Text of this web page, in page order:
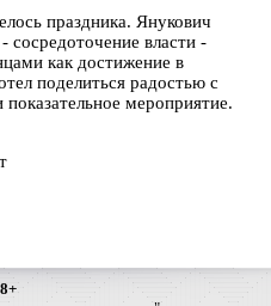
праздника. Янукович
сосредоточение власти -
как достижение в
поделиться радостью с
мероприятие.